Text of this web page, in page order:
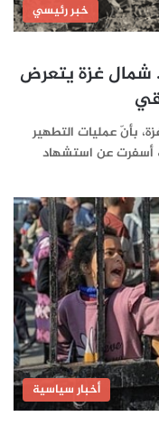
خبر رئيسي
شمال غزة يتعرض
بأنّ عمليات التطهير
أسفرت عن استشهاد
أخبار سياسية